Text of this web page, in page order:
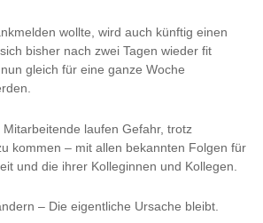
wollte, wird auch künftig einen
bisher nach zwei Tagen wieder fit
gleich für eine ganze Woche
laufen Gefahr, trotz
kommen – mit allen bekannten Folgen für
und die ihrer Kolleginnen und Kollegen.
– Die eigentliche Ursache bleibt.